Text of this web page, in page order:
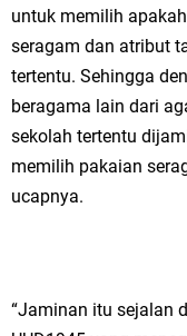
untuk memilih
seragam dan atribut
tertentu. Sehingga
beragama lain dari
sekolah tertentu
memilih pakaian
ucapnya.
“Jaminan itu sejalan